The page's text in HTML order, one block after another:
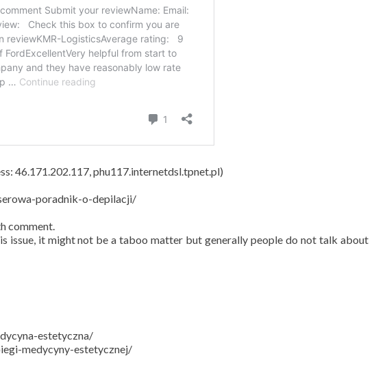
46.171.202.117, phu117.internetdsl.tpnet.pl)
poradnik-o-depilacji/
comment.
issue, it might not be a taboo matter but generally people do not talk about
estetyczna/
medycyny-estetycznej/